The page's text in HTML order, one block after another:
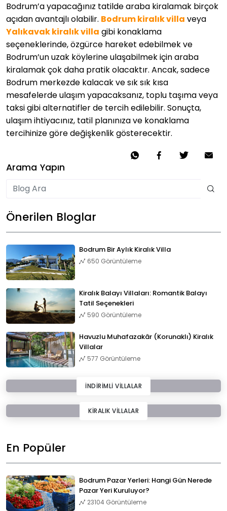
Bodrum’a yapacağınız tatilde araba kiralamak birçok
açıdan avantajlı olabilir. Bodrum kiralık villa veya
Yalıkavak kiralık villa gibi konaklama
seçeneklerinde, özgürce hareket edebilmek ve
Bodrum’un uzak köylerine ulaşabilmek için araba
kiralamak çok daha pratik olacaktır. Ancak, sadece
Bodrum merkezde kalacak ve sık sık kısa
mesafelerde ulaşım yapacaksanız, toplu taşıma veya
taksi gibi alternatifler de tercih edilebilir. Sonuçta,
ulaşım ihtiyacınız, tatil planınıza ve konaklama
tercihinize göre değişkenlik gösterecektir.
Arama Yapın
Önerilen Bloglar
Bodrum Bir Aylık Kiralık Villa
650 Görüntüleme
Kiralık Balayı Villaları: Romantik Balayı
Tatil Seçenekleri
590 Görüntüleme
Havuzlu Muhafazakâr (Korunaklı) Kiralık
Villalar
577 Görüntüleme
İNDİRİMLİ VİLLALAR
KİRALIK VİLLALAR
En Popüler
Bodrum Pazar Yerleri: Hangi Gün Nerede
Pazar Yeri Kuruluyor?
23104 Görüntüleme